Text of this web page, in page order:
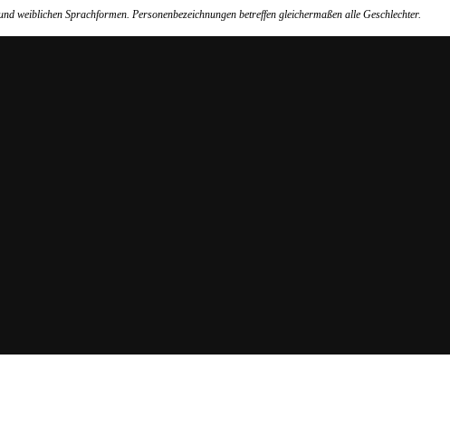
weiblichen Sprachformen. Personenbezeichnungen betreffen gleichermaßen alle Geschlechter.